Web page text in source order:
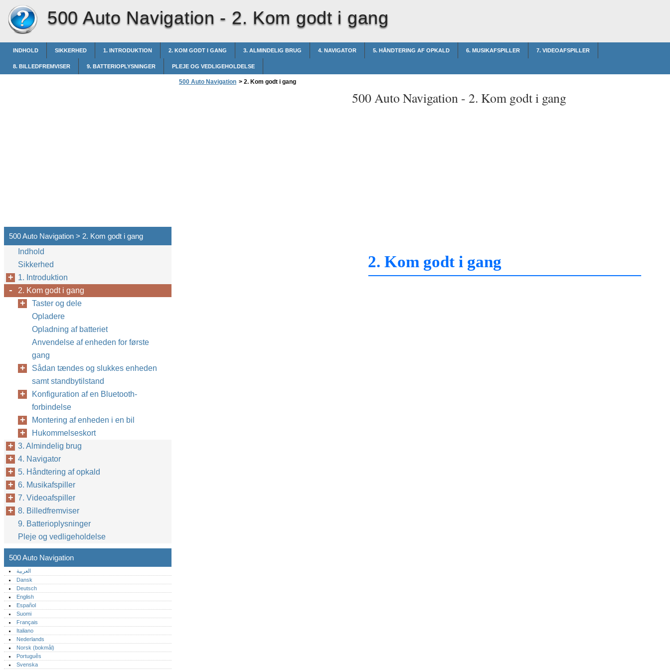
500 Auto Navigation - 2. Kom godt i gang
INDHOLD SIKKERHED 1. INTRODUKTION 2. KOM GODT I GANG 3. ALMINDELIG BRUG 4. NAVIGATOR 5. HÅNDTERING AF OPKALD 6. MUSIKAFSPILLER 7. VIDEOAFSPILLER
8. BILLEDFREMVISER 9. BATTERIOPLYSNINGER PLEJE OG VEDLIGEHOLDELSE
500 Auto Navigation > 2. Kom godt i gang
500 Auto Navigation - 2. Kom godt i gang
2. Kom godt i gang
500 Auto Navigation > 2. Kom godt i gang
Indhold
Sikkerhed
1. Introduktion
2. Kom godt i gang
Taster og dele
Opladere
Opladning af batteriet
Anvendelse af enheden for første
gang
Sådan tændes og slukkes enheden
samt standbytilstand
Konfiguration af en Bluetooth-
forbindelse
Montering af enheden i en bil
Hukommelseskort
3. Almindelig brug
4. Navigator
5. Håndtering af opkald
6. Musikafspiller
7. Videoafspiller
8. Billedfremviser
9. Batterioplysninger
Pleje og vedligeholdelse
500 Auto Navigation
العربية
Dansk
Deutsch
English
Español
Suomi
Français
Italiano
Nederlands
Norsk (bokmål)‎
Português‎
Svenska